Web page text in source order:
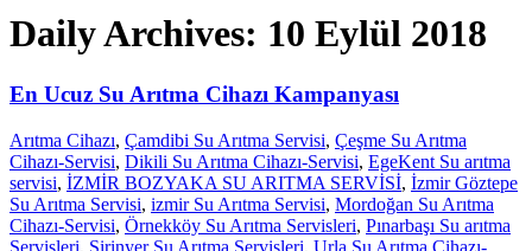
Daily Archives: 10 Eylül 2018
En Ucuz Su Arıtma Cihazı Kampanyası
Arıtma Cihazı, Çamdibi Su Arıtma Servisi, Çeşme Su Arıtma
Cihazı-Servisi, Dikili Su Arıtma Cihazı-Servisi, EgeKent Su arıtma
servisi, İZMİR BOZYAKA SU ARITMA SERVİSİ, İzmir Göztepe
Su Arıtma Servisi, izmir Su Arıtma Servisi, Mordoğan Su Arıtma
Cihazı-Servisi, Örnekköy Su Arıtma Servisleri, Pınarbaşı Su arıtma
Servisleri, Şirinyer Su Arıtma Servisleri, Urla Su Arıtma Cihazı-